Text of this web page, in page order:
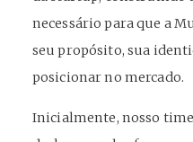
necessário para que a
seu propósito, sua
posicionar no mercado.
Inicialmente, nosso